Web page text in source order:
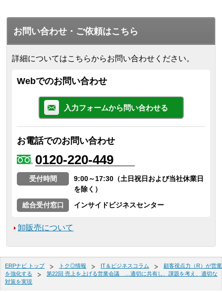
お問い合わせ・ご依頼はこちら
詳細についてはこちらからお問い合わせください。
Webでのお問い合わせ
入力フォームから問い合わせる
お電話でのお問い合わせ
0120-220-449
受付時間
9:00～17:30（土日祝日および当社休業日
を除く）
総合受付窓口
インサイドビジネスセンター
卸販売について
ERPナビ トップ トク◎情報 IT＆ビジネスコラム
顧客視点力（R）が営業
を強化する
第22回 売上を上げる営業会議 …適切に共有し、課題を考え、適切な
対策を実現